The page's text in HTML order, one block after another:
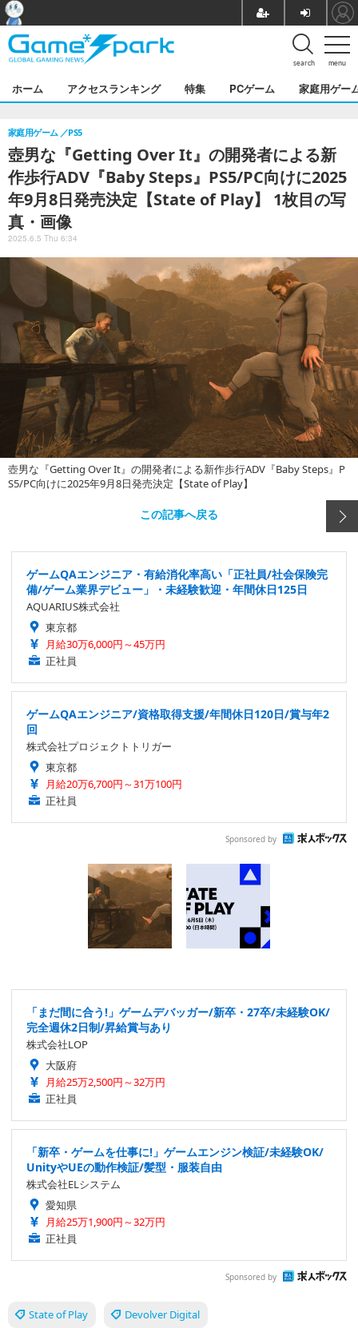
menu
search
ホーム アクセスランキング 特集 PCゲーム 家庭用ゲー
壺男な『Getting Over It』の開発者による新
作歩行ADV『Baby Steps』PS5/PC向けに2025
年9月8日発売決定【State of Play】 1枚目の写
真・画像
家庭用ゲーム PS5
2025.6.5 Thu 6:34
壺男な『Getting Over It』の開発者による新作歩行ADV『Baby Steps』P
S5/PC向けに2025年9月8日発売決定【State of Play】
この記事へ戻る
ゲームQAエンジニア・有給消化率高い「正社員/社会保険完
備/ゲーム業界デビュー」・未経験歓迎・年間休日125日
AQUARIUS株式会社
東京都
月給30万6,000円～45万円
正社員
ゲームQAエンジニア/資格取得支援/年間休日120日/賞与年2
回
株式会社プロジェクトトリガー
東京都
月給20万6,700円～31万100円
正社員
Sponsored by
「まだ間に合う!」ゲームデバッガー/新卒・27卒/未経験OK/
完全週休2日制/昇給賞与あり
株式会社LOP
大阪府
月給25万2,500円～32万円
正社員
「新卒・ゲームを仕事に!」ゲームエンジン検証/未経験OK/
UnityやUEの動作検証/髪型・服装自由
株式会社ELシステム
愛知県
月給25万1,900円～32万円
正社員
Sponsored by
State of Play Devolver Digital